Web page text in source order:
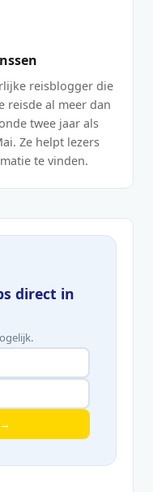
reisblogger die
reisde al meer dan
twee jaar als
Ze helpt lezers
te vinden.
direct in